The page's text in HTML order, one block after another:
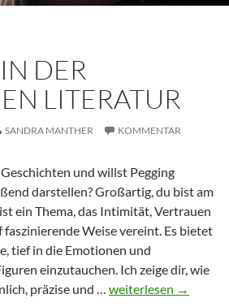
DER
LITERATUR
SANDRA MANTHER
KOMMENTAR
und willst Pegging
darstellen? Großartig, du bist am
ein Thema, das Intimität, Vertrauen
Weise vereint. Es bietet
tief in die Emotionen und
einzutauchen. Ich zeige dir, wie
präzise und … Pegging
weiterlesen →